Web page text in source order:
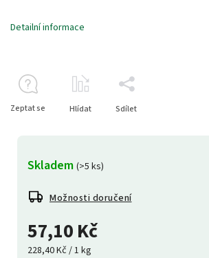
57,10 Kč
228,40 Kč / 1 kg
Skladem (>5 ks)
Možnosti doručení
Detailní informace
Zeptat se Hlídat Sdílet